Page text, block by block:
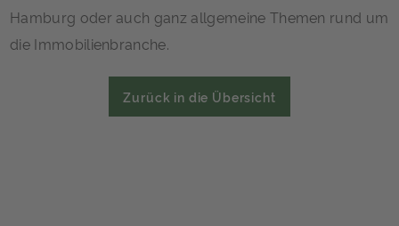
Hamburg oder auch ganz allgemeine Themen rund um
die Immobilienbranche.
Zurück in die Übersicht